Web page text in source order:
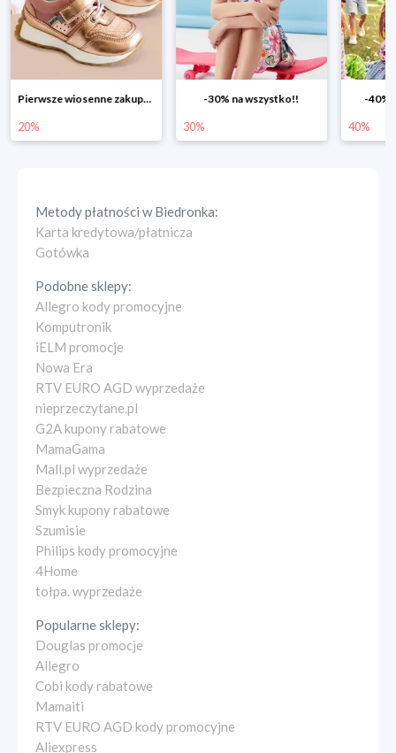
-30% na wszystko!!
30%
-40% na drugą sztukę
40% 25%
Metody płatności wBiedronka:
Karta kredytowa/płatnicza
Gotówka
Podobne sklepy:
Allegro kody promocyjne
Komputronik
iELM promocje
Nowa Era
RTV EURO AGD wyprzedaże
nieprzeczytane.pl
G2A kupony rabatowe
MamaGama
Mall.pl wyprzedaże
Bezpieczna Rodzina
Smyk kupony rabatowe
Szumisie
Philips kody promocyjne
4Home
tołpa. wyprzedaże
Popularne sklepy:
Douglas promocje
Allegro
Cobi kody rabatowe
Mamaiti
RTV EURO AGD kody promocyjne
Aliexpress